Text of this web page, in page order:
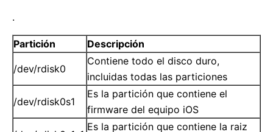
.
Partición Descripción
/dev/rdisk0
Contiene todo el disco duro,
incluidas todas las particiones
/dev/rdisk0s1
Es la partición que contiene el
firmware del equipo iOS
Es la partición que contiene la raiz